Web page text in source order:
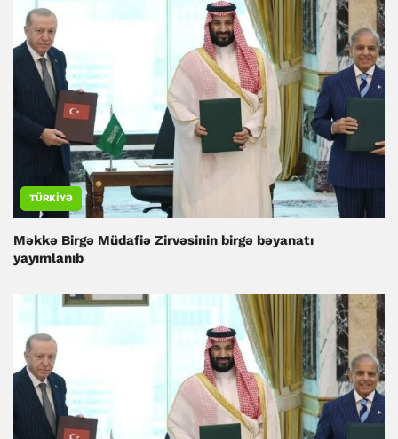
TÜRKIYƏ
Məkkə Birgə Müdafiə Zirvəsinin birgə bəyanatı
yayımlanıb